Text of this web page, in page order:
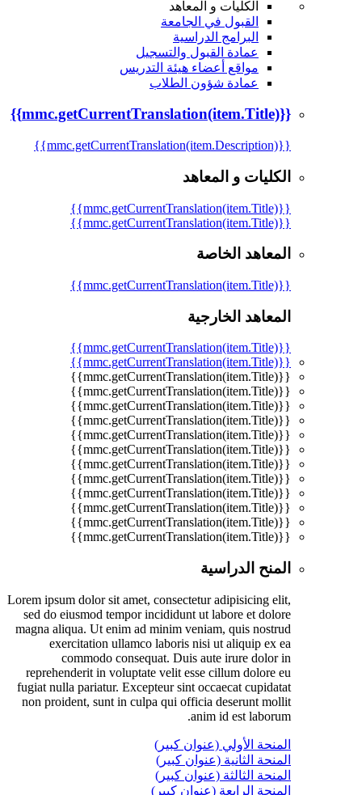
الكليات و المعاهد
القبول في الجامعة
البرامج الدراسية
عمادة القبول والتسجيل
مواقع أعضاء هيئة التدريس
عمادة شؤون الطلاب
{{mmc.getCurrentTranslation(item.Title)}}
{{mmc.getCurrentTranslation(item.Description)}}
الكليات و المعاهد
{{mmc.getCurrentTranslation(item.Title)}}
{{mmc.getCurrentTranslation(item.Title)}}
المعاهد الخاصة
{{mmc.getCurrentTranslation(item.Title)}}
المعاهد الخارجية
{{mmc.getCurrentTranslation(item.Title)}}
{{mmc.getCurrentTranslation(item.Title)}}
{{mmc.getCurrentTranslation(item.Title)}}
{{mmc.getCurrentTranslation(item.Title)}}
{{mmc.getCurrentTranslation(item.Title)}}
{{mmc.getCurrentTranslation(item.Title)}}
{{mmc.getCurrentTranslation(item.Title)}}
{{mmc.getCurrentTranslation(item.Title)}}
{{mmc.getCurrentTranslation(item.Title)}}
{{mmc.getCurrentTranslation(item.Title)}}
{{mmc.getCurrentTranslation(item.Title)}}
{{mmc.getCurrentTranslation(item.Title)}}
{{mmc.getCurrentTranslation(item.Title)}}
{{mmc.getCurrentTranslation(item.Title)}}
المنح الدراسية
Lorem ipsum dolor sit amet, consectetur adipisicing elit,
sed do eiusmod tempor incididunt ut labore et dolore
magna aliqua. Ut enim ad minim veniam, quis nostrud
exercitation ullamco laboris nisi ut aliquip ex ea
commodo consequat. Duis aute irure dolor in
reprehenderit in voluptate velit esse cillum dolore eu
fugiat nulla pariatur. Excepteur sint occaecat cupidatat
non proident, sunt in culpa qui officia deserunt mollit
anim id est laborum.
المنحة الأولي (عنوان كبير)
المنحة الثانية (عنوان كبير)
المنحة الثالثة (عنوان كبير)
المنحة الرابعة (عنوان كبير)